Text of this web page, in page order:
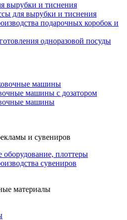
вырубки и тиснения
для вырубки и тиснения
подарочных коробок и
одноразовой посуды
машины
машины с дозатором
машины
и сувениров
оборудование, плоттеры
сувениров
материалы